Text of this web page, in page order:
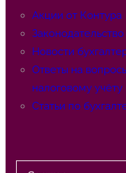
Акции от Контура
Новости
Ответы на
налоговому учёту
Статьи по